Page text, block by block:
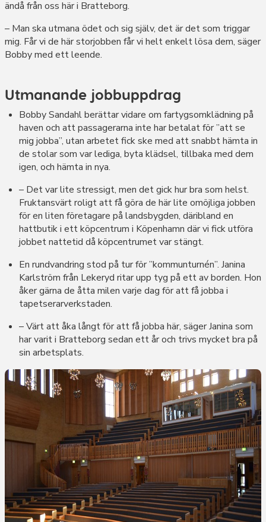
ändå från oss här i Bratteborg.
– Man ska utmana ödet och sig själv, det är det som triggar
mig. Får vi de här storjobben får vi helt enkelt lösa dem, säger
Bobby med ett leende.
Utmanande jobbuppdrag
Bobby Sandahl berättar vidare om fartygsomklädning på
haven och att passagerarna inte har betalat för ”att se
mig jobba”, utan arbetet fick ske med att snabbt hämta in
de stolar som var lediga, byta klädsel, tillbaka med dem
igen, och hämta in nya.
– Det var lite stressigt, men det gick hur bra som helst.
Fruktansvärt roligt att få göra de här lite omöjliga jobben
för en liten företagare på landsbygden, däribland en
hattbutik i ett köpcentrum i Köpenhamn där vi fick utföra
jobbet nattetid då köpcentrumet var stängt.
En rundvandring stod på tur för ”kommunturnén”. Janina
Karlström från Lekeryd ritar upp tyg på ett av borden. Hon
åker gärna de åtta milen varje dag för att få jobba i
tapetserarverkstaden.
– Värt att åka långt för att få jobba här, säger Janina som
har varit i Bratteborg sedan ett år och trivs mycket bra på
sin arbetsplats.